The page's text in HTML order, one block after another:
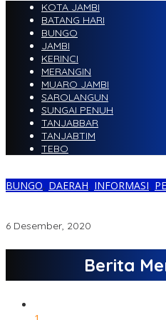
KOTA JAMBI
BATANG HARI
BUNGO
JAMBI
KERINCI
MERANGIN
MUARO JAMBI
SAROLANGUN
SUNGAI PENUH
TANJABBAR
TANJABTIM
TEBO
BUNGO, DAERAH, INFORMASI,
6 Desember, 2020
Berita